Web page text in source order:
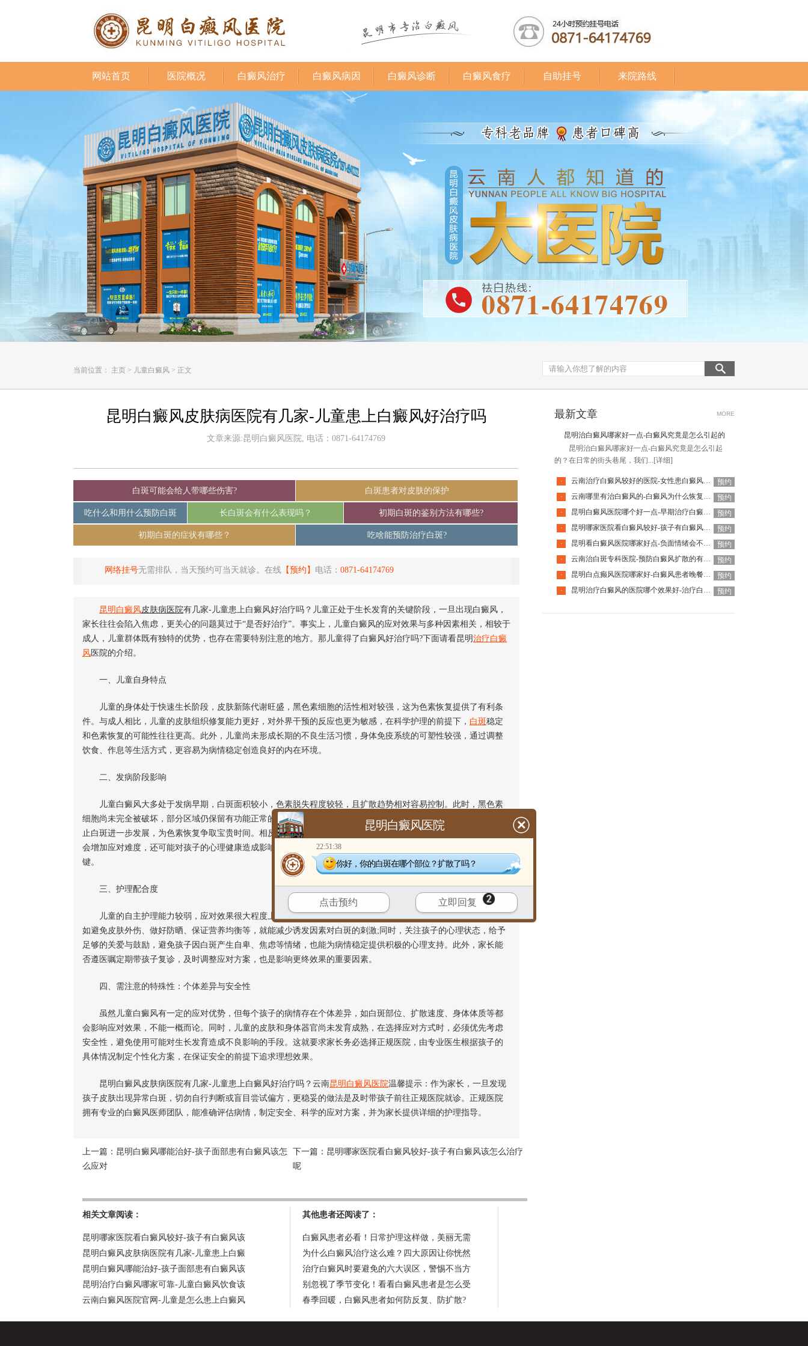
网站首页 医院概况 白癜风治疗 白癜风病因 白癜风诊断 白癜风食疗 自助挂号 来院路线
当前位置： 主页 > 儿童白癜风 > 正文
昆明白癜风皮肤病医院有几家-儿童患上白癜风好治疗吗
文章来源:昆明白癜风医院, 电话：0871-64174769
白斑可能会给人带哪些伤害? 白斑患者对皮肤的保护
吃什么和用什么预防白斑 长白斑会有什么表现吗？ 初期白斑的鉴别方法有哪些?
初期白斑的症状有哪些？ 吃啥能预防治疗白斑?
网络挂号无需排队，当天预约可当天就诊。在线 【预约】 电话： 0871-64174769
昆明 白癜风皮肤病医院有几家-儿童患上白癜风好治疗吗？儿童正处于生长发育的关键阶段，一旦出现白癜风，
家长往往会陷入焦虑，更关心的问题莫过于“是否好治疗”。事实上，儿童白癜风的应对效果与多种因素相关，相较于
成人，儿童群体既有独特的优势，也存在需要特别注意的地方。那儿童得了白癜风好治疗吗?下面请看昆明治疗白癜
风 医院的介绍。
一、儿童自身特点
儿童的身体处于快速生长阶段，皮肤新陈代谢旺盛，黑色素细胞的活性相对较强，这为色素恢复提供了有利条
件。与成人相比，儿童的皮肤组织修复能力更好，对外界干预的反应也更为敏感，在科学护理的前提下， 白斑稳定
和色素恢复的可能性往往更高。此外，儿童尚未形成长期的不良生活习惯，身体免疫系统的可塑性较强，通过调整
饮食、作息等生活方式，更容易为病情稳定创造良好的内在环境。
二、发病阶段影响
儿童白癜风大多处于发病早期，白斑面积较小，色素脱失程度较轻，且扩散趋势相对容易控制。此时，黑色素
细胞尚未完全被破坏，部分区域仍保留有功能正常的黑色素细胞，若能及时发现并采取科学的应对措施，可有效阻
止白斑进一步发展，为色素恢复争取宝贵时间。相反，若因忽视或延误干预，导致白斑面积扩大、病程延长，不仅
会增加应对难度，还可能对孩子的心理健康造成影响。因此，早期发现、早期干预是提升儿童白癜风应对效果的关
键。
三、护理配合度
儿童的自主护理能力较弱，应对效果很大程度上取决于家庭的护理配合度。家长若能帮助孩子做好日常防护，
如避免皮肤外伤、做好防晒、保证营养均衡等，就能减少诱发因素对白斑的刺激;同时，关注孩子的心理状态，给予
足够的关爱与鼓励，避免孩子因白斑产生自卑、焦虑等情绪，也能为病情稳定提供积极的心理支持。此外，家长能
否遵医嘱定期带孩子复诊，及时调整应对方案，也是影响更终效果的重要因素。
四、需注意的特殊性：个体差异与安全性
虽然儿童白癜风有一定的应对优势，但每个孩子的病情存在个体差异，如白斑部位、扩散速度、身体体质等都
会影响应对效果，不能一概而论。同时，儿童的皮肤和身体器官尚未发育成熟，在选择应对方式时，必须优先考虑
安全性，避免使用可能对生长发育造成不良影响的手段。这就要求家长务必选择正规医院，由专业医生根据孩子的
具体情况制定个性化方案，在保证安全的前提下追求理想效果。
昆明白癜风皮肤病医院有几家-儿童患上白癜风好治疗吗？云南昆明白癜风医院温馨提示：作为家长，一旦发现
孩子皮肤出现异常白斑，切勿自行判断或盲目尝试偏方，更稳妥的做法是及时带孩子前往正规医院就诊。正规医院
拥有专业的白癜风医师团队，能准确评估病情，制定安全、科学的应对方案，并为家长提供详细的护理指导。
上一篇： 昆明白癜风哪能治好-孩子面部患有白癜风该怎
么应对
下一篇： 昆明哪家医院看白癜风较好-孩子有白癜风该怎么治疗
呢
相关文章阅读：
昆明哪家医院看白癜风较好-孩子有白癜风该
昆明白癜风皮肤病医院有几家-儿童患上白癜
昆明白癜风哪能治好-孩子面部患有白癜风该
昆明治疗白癜风哪家可靠-儿童白癜风饮食该
云南白癜风医院官网-儿童是怎么患上白癜风
其他患者还阅读了：
白癜风患者必看！日常护理这样做，美丽无需
为什么白癜风治疗这么难？四大原因让你恍然
治疗白癜风时要避免的六大误区，警惕不当方
别忽视了季节变化！看看白癜风患者是怎么受
春季回暖，白癜风患者如何防反复、防扩散?
最新文章 MORE
昆明治白癜风哪家好一点-白癜风究竟是怎么引起的
昆明治白癜风哪家好一点-白癜风究竟是怎么引起
的？在日常的街头巷尾，我们... [详细]
· 云南治疗白癜风较好的医院-女性患白癜风能化妆吗
预约
·
云南哪里有治白癜风的-白癜风为什么恢复的慢呢
预约
·
昆明白癜风医院哪个好一点-早期治疗白癜风要注意什么
预约
·
昆明哪家医院看白癜风较好-孩子有白癜风该怎么治疗呢
预约
·
昆明看白癜风医院哪家好点-负面情绪会不会让白癜风扩散呢
预约
·
云南治白斑专科医院-预防白癜风扩散的有效方法有哪些
预约
·
昆明白点癫风医院哪家好-白癜风患者晚餐怎么吃合适呢
预约
·
昆明治疗白癜风的医院哪个效果好-治疗白癜风要避免哪些护理误区 预约
昆明白癜风医院
22:51:38
你好，你的白斑在哪个部位？扩散了吗？
点击预约 立即回复